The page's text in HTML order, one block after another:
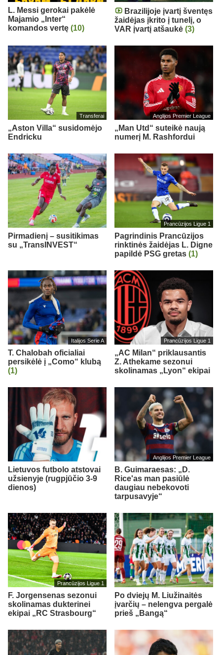
L. Messi gerokai pakėlė
Majamio „Inter“
komandos vertę (10)
Brazilijoje įvartį šventęs
žaidėjas įkrito į tunelį, o
VAR įvartį atšaukė (3)
Transferai
„Aston Villa“ susidomėjo
Endricku
Anglijos Premier League
„Man Utd“ suteikė naują
numerį M. Rashfordui
Pirmadienį – susitikimas
su „TransINVEST“
Prancūzijos Ligue 1
Pagrindinis Prancūzijos
rinktinės žaidėjas L. Digne
papildė PSG gretas (1)
Italijos Serie A
T. Chalobah oficialiai
persikėlė į „Como“ klubą
(1)
Prancūzijos Ligue 1
„AC Milan“ priklausantis
Z. Athekame sezonui
skolinamas „Lyon“ ekipai
Lietuvos futbolo atstovai
užsienyje (rugpjūčio 3-9
dienos)
Anglijos Premier League
B. Guimaraesas: „D.
Rice'as man pasiūlė
daugiau nebekovoti
tarpusavyje“
Prancūzijos Ligue 1
F. Jorgensenas sezonui
skolinamas dukterinei
ekipai „RC Strasbourg“
Po dviejų M. Liužinaitės
įvarčių – nelengva pergalė
prieš „Bangą“